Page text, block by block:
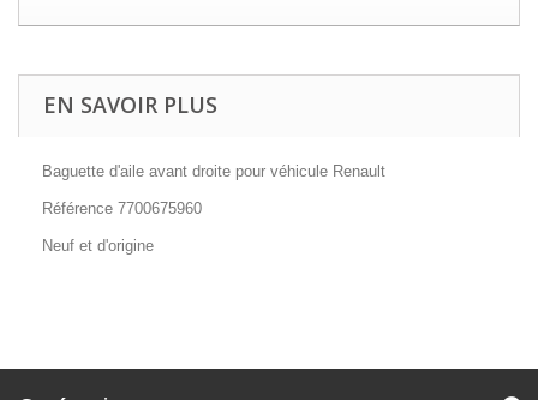
EN SAVOIR PLUS
Baguette d'aile avant droite pour véhicule Renault
Référence 7700675960
Neuf et d'origine